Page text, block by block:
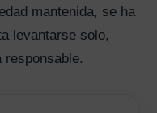
mantenida, se ha
levantarse solo,
responsable.